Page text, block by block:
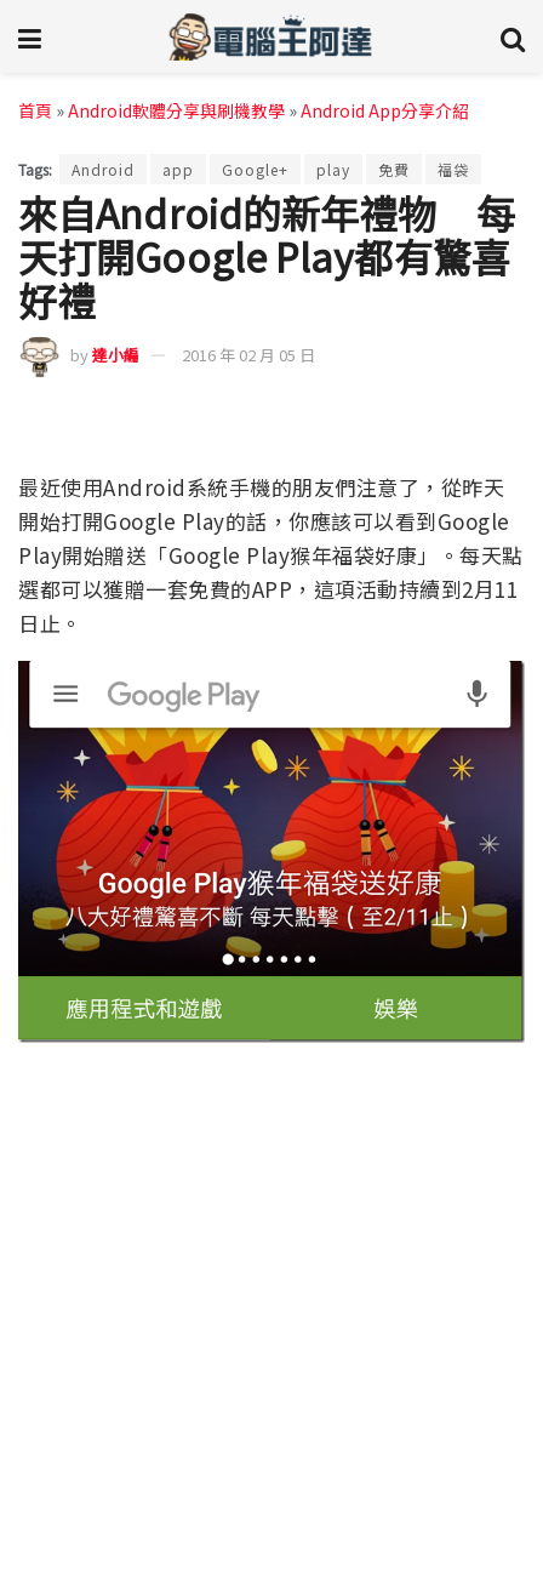
首頁 »Android軟體分享與刷機教學 »Android App分享介紹
Tags: Android app Google+ play 免費 福袋
來自Android的新年禮物 每
天打開Google Play都有驚喜
好禮
by達小編 2016 年 02 月 05 日
最近使用Android系統手機的朋友們注意了，從昨天
開始打開Google Play的話，你應該可以看到Google
Play開始贈送「Google Play猴年福袋好康」。每天點
選都可以獲贈一套免費的APP，這項活動持續到2月11
日止。